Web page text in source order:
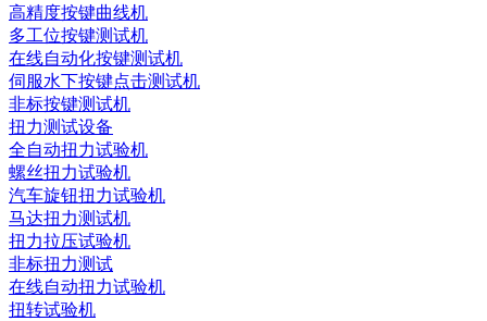
高精度按键曲线机
多工位按键测试机
在线自动化按键测试机
伺服水下按键点击测试机
非标按键测试机
扭力测试设备
全自动扭力试验机
螺丝扭力试验机
汽车旋钮扭力试验机
马达扭力测试机
扭力拉压试验机
非标扭力测试
在线自动扭力试验机
扭转试验机